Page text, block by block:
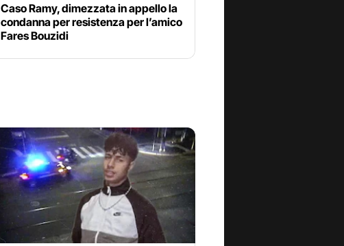
Caso Ramy, dimezzata in appello la
condanna per resistenza per l’amico
Fares Bouzidi